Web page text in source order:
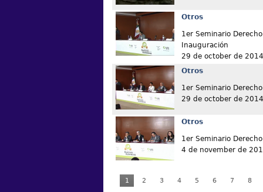
Otros
1er Seminario
Inauguración
29 de october de 2014
Otros
1er Seminario
29 de october de 2014
Otros
1er Seminario
4 de november de
1 2 3 4 5 6 7 8